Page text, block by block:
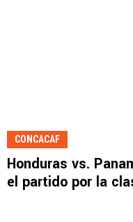
CONCACAF
Honduras vs.
el partido por la